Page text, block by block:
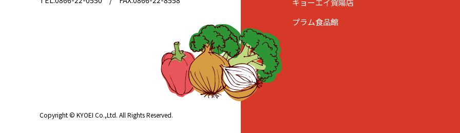
キョーエイ賀陽店
プラム食品館
Copyright © KYOEI Co.,Ltd. All Rights Reserved.